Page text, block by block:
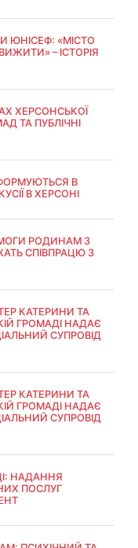
ЮНІСЕФ: «МІСТО
– ІСТОРІЯ
ХЕРСОНСЬКОЇ
ТА ПУБЛІЧНІ
В
В ХЕРСОНІ
РОДИНАМ З
СПІВПРАЦЮ З
КАТЕРИНИ ТА
ГРОМАДІ НАДАЄ
СУПРОВІД
КАТЕРИНИ ТА
ГРОМАДІ НАДАЄ
СУПРОВІД
НАДАННЯ
ПОСЛУГ